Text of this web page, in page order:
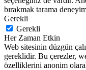
bırakmak tarama
Gerekli
Gerekli
Her Zaman Etkin
Web sitesinin düzgün
gereklidir. Bu çerezler,
özelliklerini anonim